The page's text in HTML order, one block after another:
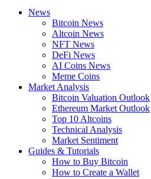
News
Bitcoin News
Altcoin News
NFT News
DeFi News
AI Coins News
Meme Coins
Market Analysis
Bitcoin Valuation Outlook
Ethereum Market Outlook
Top 10 Altcoins
Technical Analysis
Market Sentiment
Guides & Tutorials
How to Buy Bitcoin
How to Create a Wallet